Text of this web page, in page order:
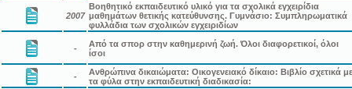
2007
Βοηθητικό εκπαιδευτικό υλικό για τα σχολικά εγχειρίδια
μαθημάτων θετικής κατεύθυνσης. Γυμνάσιο: Συμπληρωματικά
φυλλάδια των σχολικών εγχειριδίων
-
Από τα σπορ στην καθημερινή ζωή. Όλοι διαφορετικοί, όλοι
ίσοι
-
Ανθρώπινα δικαιώματα: Οικογενειακό δίκαιο: Βιβλίο σχετικά με
τα φύλα στην εκπαιδευτική διαδικασία: